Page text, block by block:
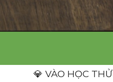
💎 VÀO HỌC THỬ